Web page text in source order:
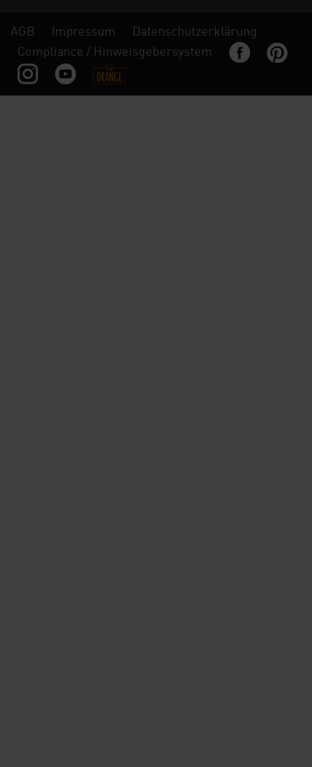
AGB Impressum
Datenschutzerklärung
Compliance / Hinweisgebersystem